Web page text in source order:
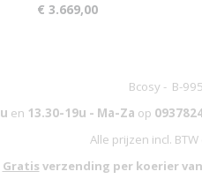
€ 3.669,00
Bcosy - B-
en 13.30-19u - Ma-Za op
Alle prijzen incl.
Gratis verzending per koerier